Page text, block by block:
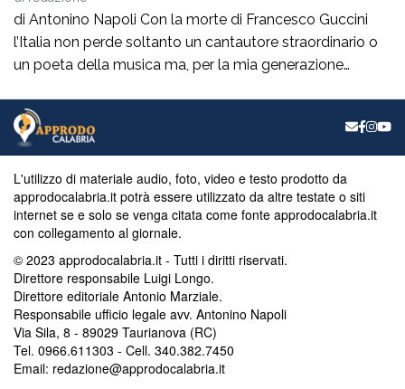
di Antonino Napoli Con la morte di Francesco Guccini
l’Italia non perde soltanto un cantautore straordinario o
un poeta della musica ma, per la mia generazione
ne va un autentico riferimento culturale, uno di quei
maestri che hanno insegnato a pensare prima ancora
che a cantare. […]
L'utilizzo di materiale audio, foto, video e testo prodotto da
approdocalabria.it potrà essere utilizzato da altre testate o siti
internet se e solo se venga citata come fonte approdocalabria.it
con collegamento al giornale.
© 2023 approdocalabria.it - Tutti i diritti riservati.
Direttore responsabile Luigi Longo.
Direttore editoriale Antonio Marziale.
Responsabile ufficio legale avv. Antonino Napoli
Via Sila, 8 - 89029 Taurianova (RC)
Tel. 0966.611303 - Cell. 340.382.7450
Email: redazione@approdocalabria.it